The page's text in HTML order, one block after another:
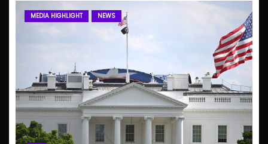
MEDIA HIGHLIGHT NEWS